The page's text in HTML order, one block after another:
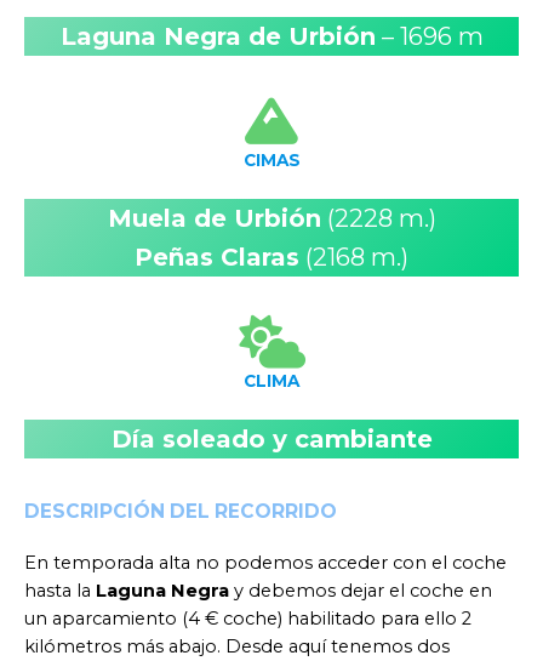
Laguna Negra de Urbión – 1696 m
CIMAS
Muela de Urbión (2228 m.)
Peñas Claras (2168 m.)
CLIMA
Día soleado y cambiante
DESCRIPCIÓN DEL RECORRIDO
En temporada alta no podemos acceder con el coche
hasta la Laguna Negra y debemos dejar el coche en
un aparcamiento (4 € coche) habilitado para ello 2
kilómetros más abajo. Desde aquí tenemos dos